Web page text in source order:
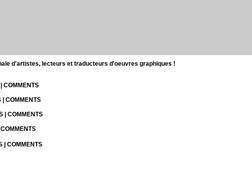
d'artistes, lecteurs et traducteurs d'oeuvres graphiques !
COMMENTS
| COMMENTS
| COMMENTS
| COMMENTS